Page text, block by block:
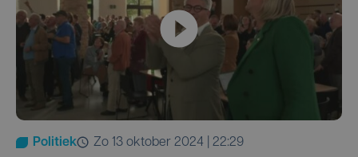
Politiek zo 13 oktober 2024 | 22:29